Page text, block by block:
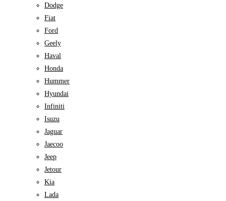
Dodge
Fiat
Ford
Geely
Haval
Honda
Hummer
Hyundai
Infiniti
Isuzu
Jaguar
Jaecoo
Jeep
Jetour
Kia
Lada